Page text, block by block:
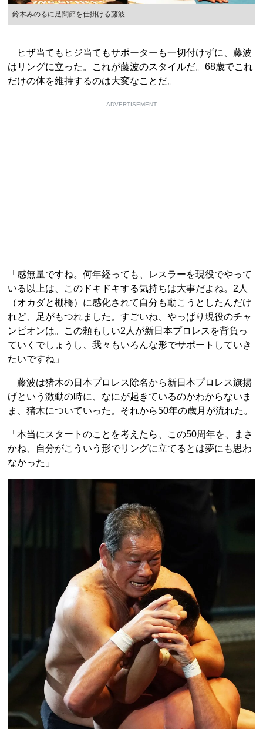
鈴木みのるに足関節を仕掛ける藤波
ヒザ当てもヒジ当てもサポーターも一切付けずに、藤波
はリングに立った。これが藤波のスタイルだ。68歳でこれ
だけの体を維持するのは大変なことだ。
ADVERTISEMENT
「感無量ですね。何年経っても、レスラーを現役でやって
いる以上は、このドキドキする気持ちは大事だよね。2人
（オカダと棚橋）に感化されて自分も動こうとしたんだけ
れど、足がもつれました。すごいね、やっぱり現役のチャ
ンピオンは。この頼もしい2人が新日本プロレスを背負っ
ていくでしょうし、我々もいろんな形でサポートしていき
たいですね」
藤波は猪木の日本プロレス除名から新日本プロレス旗揚
げという激動の時に、なにが起きているのかわからないま
ま、猪木についていった。それから50年の歳月が流れた。
「本当にスタートのことを考えたら、この50周年を、まさ
かね、自分がこういう形でリングに立てるとは夢にも思わ
なかった」